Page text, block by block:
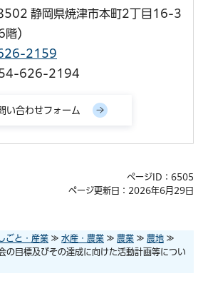
静岡県焼津市本町2丁目16-3
）
2159
626-2194
ページID：6505
ページ更新日：2026年6月29日
ごと・産業 ≫ 水産・農業 ≫ 農業 ≫ 農地 ≫
の目標及びその達成に向けた活動計画等につい